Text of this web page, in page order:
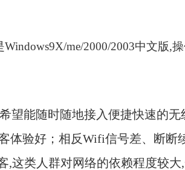
Windows9X/me/2000/2003中文版,
望能随时随地接入便捷快速的无
体验好；相反Wifi信号差、断断
,这类人群对网络的依赖程度较大,